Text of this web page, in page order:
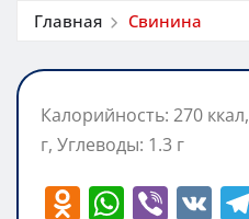
Главная Свинина
Калорийность: 270
г, Углеводы: 1.3 г
O W Vi V